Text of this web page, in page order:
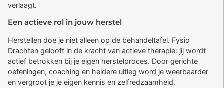
verlaagt.
Een actieve rol in jouw herstel
Herstellen doe je niet alleen op de behandeltafel. Fysio
Drachten gelooft in de kracht van actieve therapie: jij wordt
actief betrokken bij je eigen herstelproces. Door gerichte
oefeningen, coaching en heldere uitleg word je weerbaarder
en vergroot je je eigen kennis en zelfredzaamheid.